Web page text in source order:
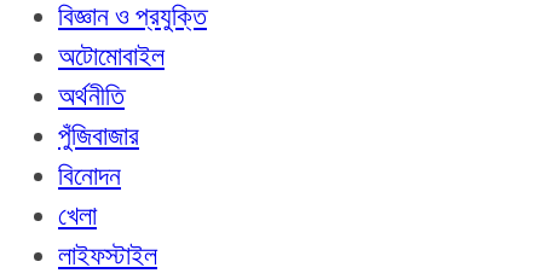
বিজ্ঞান ও প্রযুক্তি
অটোমোবাইল
অর্থনীতি
পুঁজিবাজার
বিনোদন
খেলা
লাইফস্টাইল